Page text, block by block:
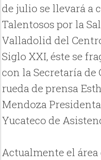
de julio se llevará a
Talentosos por la
Valladolid del
Siglo XXI, éste se
con la Secretaría
rueda de prensa
Mendoza
Yucateco de
Actualmente el área